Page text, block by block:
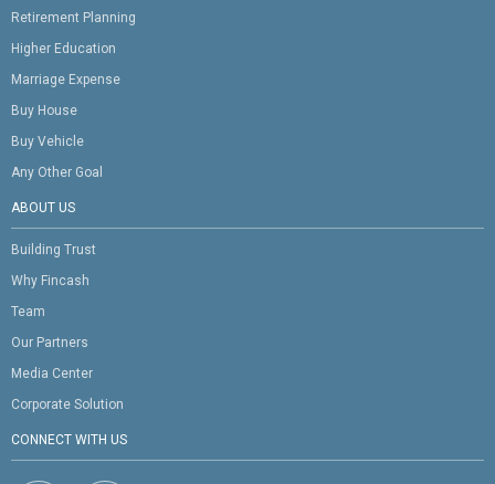
Retirement Planning
Higher Education
Marriage Expense
Buy House
Buy Vehicle
Any Other Goal
ABOUT US
Building Trust
Why Fincash
Team
Our Partners
Media Center
Corporate Solution
CONNECT WITH US